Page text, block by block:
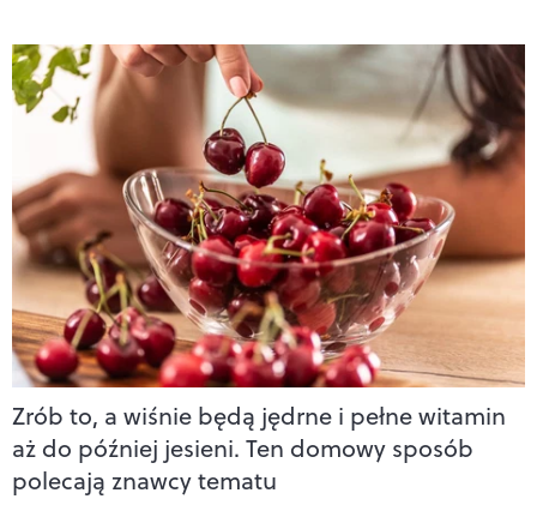
Zrób to, a wiśnie będą jędrne i pełne witamin
aż do później jesieni. Ten domowy sposób
polecają znawcy tematu